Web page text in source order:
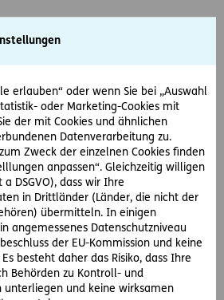
erlauben“ oder wenn Sie bei „Auswahl
oder Marketing-Cookies mit
der mit Cookies und ähnlichen
Datenverarbeitung zu.
Zweck der einzelnen Cookies finden
anpassen“. Gleichzeitig willigen
DSGVO), dass wir Ihre
in Drittländer (Länder, die nicht der
übermitteln. In einigen
angemessenes Datenschutzniveau
der EU-Kommission und keine
besteht daher das Risiko, dass Ihre
Behörden zu Kontroll- und
unterliegen und keine wirksamen
ist es erforderlich, sowohl die
als auch – für den Fall
des Unfallgegners – die
zu kontaktieren.
auch die eigene
werden. Auch eine
Rechtsschutzversicherung
darf daran erinnert werden, dass
jährlichen Kosten einer
meist in keinerlei Verhältnis
Verfahrens im Anschluss an
Der Abschluss einer
ist daher jedem angeraten,